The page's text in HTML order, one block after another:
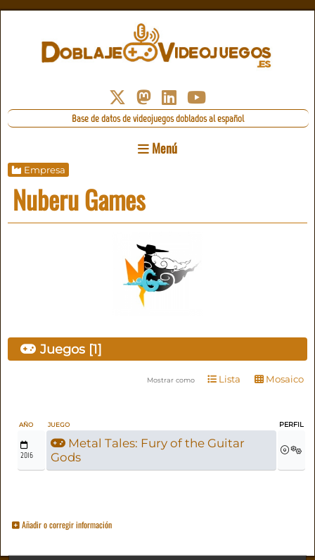
Base de datos de videojuegos doblados al español
Menú
Empresa
Nuberu Games
Juegos [1]
Mostrar como Lista Mosaico
AÑO JUEGO PERFIL
2016
Metal Tales: Fury of the Guitar
Gods
Añadir o corregir información